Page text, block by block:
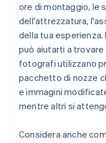
ore di montaggio, le
dell'attrezzatura,
della tua
può aiutarti a trovare
fotografi utilizzano
pacchetto di nozze
e immagini
mentre altri si
Considera anche